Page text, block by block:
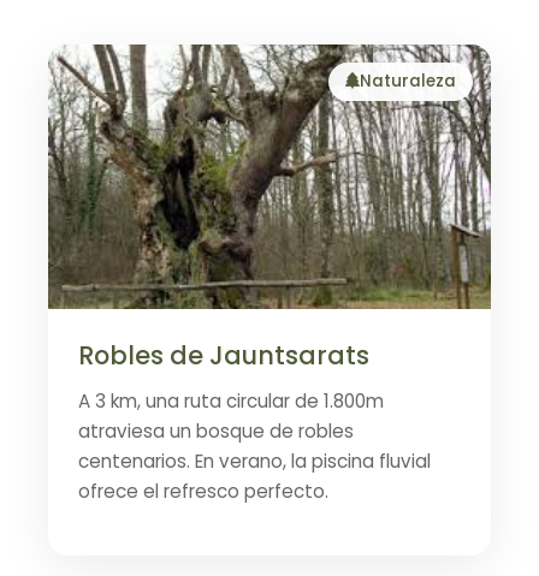
Naturaleza
Robles de Jauntsarats
A 3 km, una ruta circular de 1.800m
atraviesa un bosque de robles
centenarios. En verano, la piscina fluvial
ofrece el refresco perfecto.